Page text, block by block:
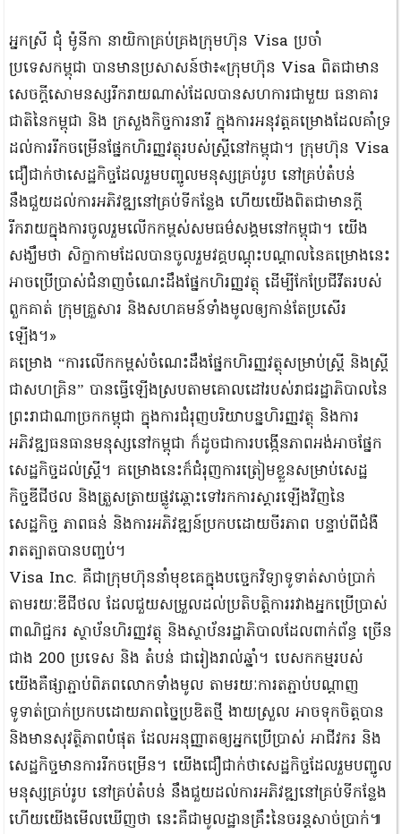
អ្នកស្រី ជុំ ម៉ូនីកា នាយិកាគ្រប់គ្រងក្រុមហ៊ុន Visa ប្រចាំ
ប្រទេសកម្ពុជា បានមានប្រសាសន៍ថា៖«ក្រុមហ៊ុន Visa ពិតជាមាន
សេចក្តីសោមនស្សរីករាយណាស់ដែលបានសហការជាមួយ ធនាគារ
ជាតិនៃកម្ពុជា និង ក្រសួងកិច្ចការនារី ក្នុងការអនុវត្តគម្រោងដែលគាំទ្រ
ដល់ការរីកចម្រើនផ្នែកហិរញ្ញវត្ថុរបស់ស្រ្តីនៅកម្ពុជា។ ក្រុមហ៊ុន Visa
ជឿជាក់ថាសេដ្ឋកិច្ចដែលរួមបញ្ចូលមនុស្សគ្រប់រូប នៅគ្រប់តំបន់
នឹងជួយដល់ការអភិវឌ្ឍនៅគ្រប់ទីកន្លែង ហើយយើងពិតជាមានក្តី
រីករាយក្នុងការចូលរួមលើកកម្ពស់សមធម៌សង្គមនៅកម្ពុជា។ យើង
សង្ឃឹមថា សិក្ខាកាមដែលបានចូលរួមវគ្គបណ្តុះបណ្តាលនៃគម្រោងនេះ
អាចប្រើប្រាស់ជំនាញចំណេះដឹងផ្នែកហិរញ្ញវត្ថុ ដើម្បីកែប្រែជីវីតរបស់
ពួកគាត់ ក្រុមគ្រួសារ និងសហគមន៍ទាំងមូលឲ្យកាន់តែប្រសើរ
ឡើង។»
គម្រោង “ការលើកកម្ពស់ចំណេះដឹងផ្នែកហិរញ្ញវត្ថុសម្រាប់ស្រ្តី និងស្រ្តី
ជាសហគ្រិន” បានធ្វើឡើងស្របតាមគោលដៅរបស់រាជរដ្ឋាភិបាលនៃ
ព្រះរាជាណាច្រកកម្ពុជា ក្នុងការជំរុញបរិយាបន្នហិរញ្ញវត្ថុ និងការ
អភិវឌ្ឍធនធានមនុស្សនៅកម្ពុជា ក៏ដូចជាការបង្កើនភាពអង់អាចផ្នែក
សេដ្ឋកិច្ចដល់ស្ត្រី។ គម្រោងនេះក៏ជំរុញការត្រៀមខ្លួនសម្រាប់សេដ្ឋ
កិច្ចឌីជីថល និងត្រួសត្រាយផ្លូវឆ្ពោះទៅរកការស្តារឡើងវិញនៃ
សេដ្ឋកិច្ច ភាពធន់ និងការអភិវឌ្ឍន៍ប្រកបដោយចីរភាព បន្ទាប់ពីជំងឺ
រាតត្បាតបានបញ្ចប់។
Visa Inc. គឺជាក្រុមហ៊ុននាំមុខគេក្នុងបច្ចេកវិទ្យាទូទាត់សាច់ប្រាក់
តាមរយៈឌីជីថល ដែលជួយសម្រួលដល់ប្រតិបត្តិការរវាងអ្នកប្រើប្រាស់
ពាណិជ្ជករ ស្ថាប័នហិរញ្ញវត្ថុ និងស្ថាប័នរដ្ឋាភិបាលដែលពាក់ព័ន្ធ ច្រើន
ជាង 200 ប្រទេស និង តំបន់ ជារៀងរាល់ឆ្នាំ។ បេសកកម្មរបស់
យើងគឺផ្សាភ្ជាប់ពិភពលោកទាំងមូល តាមរយៈការតភ្ជាប់បណ្តាញ
ទូទាត់ប្រាក់ប្រកបដោយភាពច្នៃប្រឌិតថ្មី ងាយស្រួល អាចទុកចិត្តបាន
និងមានសុវត្ថិភាពបំផុត ដែលអនុញ្ញាតឲ្យអ្នកប្រើប្រាស់ អាជីវករ និង
សេដ្ឋកិច្ចមានការរីកចម្រើន។ យើងជឿជាក់ថាសេដ្ឋកិច្ចដែលរួមបញ្ចូល
មនុស្សគ្រប់រូប នៅគ្រប់តំបន់ នឹងជួយដល់ការអភិវឌ្ឍនៅគ្រប់ទីកន្លែង
ហើយយើងមើលឃើញថា នេះគឺជាមូលដ្ឋានគ្រឹះនៃចរន្តសាច់ប្រាក់៕